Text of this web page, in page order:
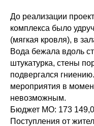
До реализации
комплекса было
(мягкая кровля), в
Вода бежала вдоль
штукатурка, стены
подвергался
мероприятия в
невозможным.
Бюджет МО: 173
Поступления от